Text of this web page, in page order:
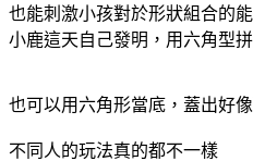
也能刺激小孩對於形狀組合的
小鹿這天自己發明，用六角型
也可以用六角形當底，蓋出好
不同人的玩法真的都不一樣